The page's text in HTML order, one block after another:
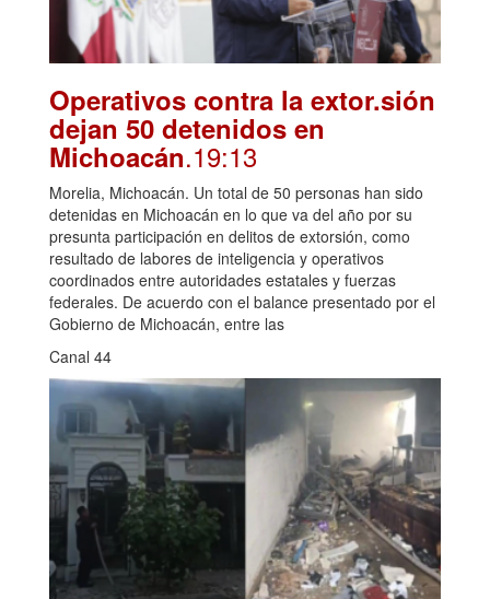
Operativos contra la extor.sión
dejan 50 detenidos en
Michoacán.19:13
Morelia, Michoacán. Un total de 50 personas han sido
detenidas en Michoacán en lo que va del año por su
presunta participación en delitos de extorsión, como
resultado de labores de inteligencia y operativos
coordinados entre autoridades estatales y fuerzas
federales. De acuerdo con el balance presentado por el
Gobierno de Michoacán, entre las
Canal 44